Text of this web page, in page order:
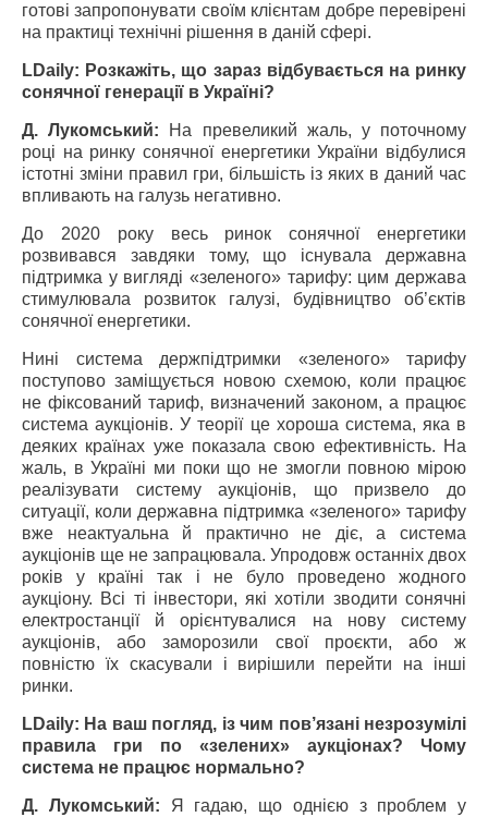
готові запропонувати своїм клієнтам добре перевірені
на практиці технічні рішення в даній сфері.
LDaily: Розкажіть, що зараз відбувається на ринку
сонячної генерації в Україні?
Д. Лукомський: На превеликий жаль, у поточному
році на ринку сонячної енергетики України відбулися
істотні зміни правил гри, більшість із яких в даний час
впливають на галузь негативно.
До 2020 року весь ринок сонячної енергетики
розвивався завдяки тому, що існувала державна
підтримка у вигляді «зеленого» тарифу: цим держава
стимулювала розвиток галузі, будівництво об’єктів
сонячної енергетики.
Нині система держпідтримки «зеленого» тарифу
поступово заміщується новою схемою, коли працює
не фіксований тариф, визначений законом, а працює
система аукціонів. У теорії це хороша система, яка в
деяких країнах уже показала свою ефективність. На
жаль, в Україні ми поки що не змогли повною мірою
реалізувати систему аукціонів, що призвело до
ситуації, коли державна підтримка «зеленого» тарифу
вже неактуальна й практично не діє, а система
аукціонів ще не запрацювала. Упродовж останніх двох
років у країні так і не було проведено жодного
аукціону. Всі ті інвестори, які хотіли зводити сонячні
електростанції й орієнтувалися на нову систему
аукціонів, або заморозили свої проєкти, або ж
повністю їх скасували і вирішили перейти на інші
ринки.
LDaily: На ваш погляд, із чим пов’язані незрозумілі
правила гри по «зелених» аукціонах? Чому
система не працює нормально?
Д. Лукомський: Я гадаю, що однією з проблем у